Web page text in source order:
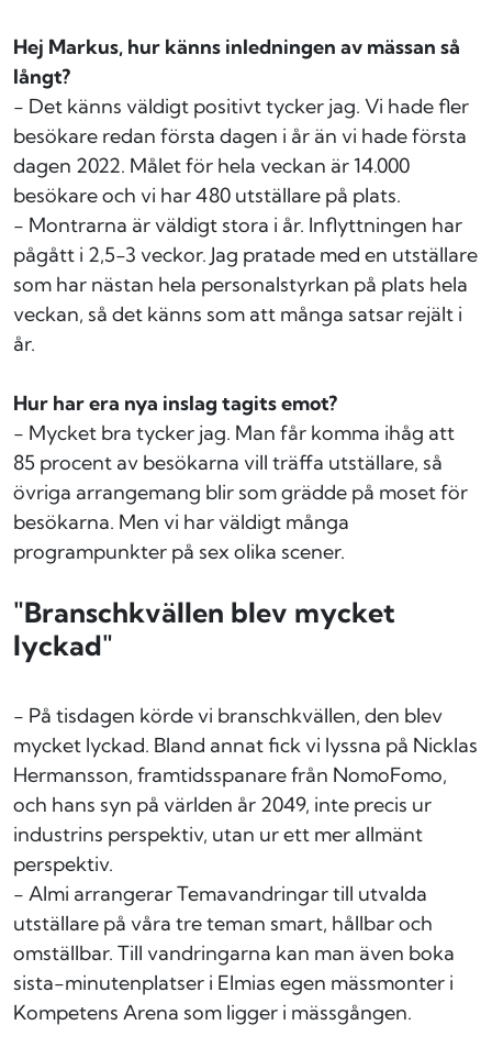
Hej Markus, hur känns inledningen av mässan så
långt?
- Det känns väldigt positivt tycker jag. Vi hade fler
besökare redan första dagen i år än vi hade första
dagen 2022. Målet för hela veckan är 14.000
besökare och vi har 480 utställare på plats.
- Montrarna är väldigt stora i år. Inflyttningen har
pågått i 2,5-3 veckor. Jag pratade med en utställare
som har nästan hela personalstyrkan på plats hela
veckan, så det känns som att många satsar rejält i
år.
Hur har era nya inslag tagits emot?
- Mycket bra tycker jag. Man får komma ihåg att
85 procent av besökarna vill träffa utställare, så
övriga arrangemang blir som grädde på moset för
besökarna. Men vi har väldigt många
programpunkter på sex olika scener.
"Branschkvällen blev mycket
lyckad"
- På tisdagen körde vi branschkvällen, den blev
mycket lyckad. Bland annat fick vi lyssna på Nicklas
Hermansson, framtidsspanare från NomoFomo,
och hans syn på världen år 2049, inte precis ur
industrins perspektiv, utan ur ett mer allmänt
perspektiv.
- Almi arrangerar Temavandringar till utvalda
utställare på våra tre teman smart, hållbar och
omställbar. Till vandringarna kan man även boka
sista-minutenplatser i Elmias egen mässmonter i
Kompetens Arena som ligger i mässgången.